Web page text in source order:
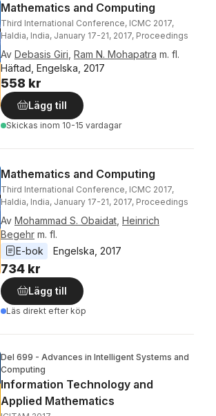
Mathematics and Computing
Third International Conference, ICMC 2017,
Haldia, India, January 17-21, 2017, Proceedings
Av Debasis Giri Ram N. Mohapatra m. fl.
Häftad, Engelska, 2017
558 kr
Lägg till
Skickas inom 10-15 vardagar
Mathematics and Computing
Third International Conference, ICMC 2017,
Haldia, India, January 17-21, 2017, Proceedings
Av Mohammad S. Obaidat Heinrich
Begehr m. fl.
E-bok
Engelska 2017
734 kr
Lägg till
Läs direkt efter köp
Del 699 - Advances in Intelligent Systems and
Computing
Information Technology and
Applied Mathematics